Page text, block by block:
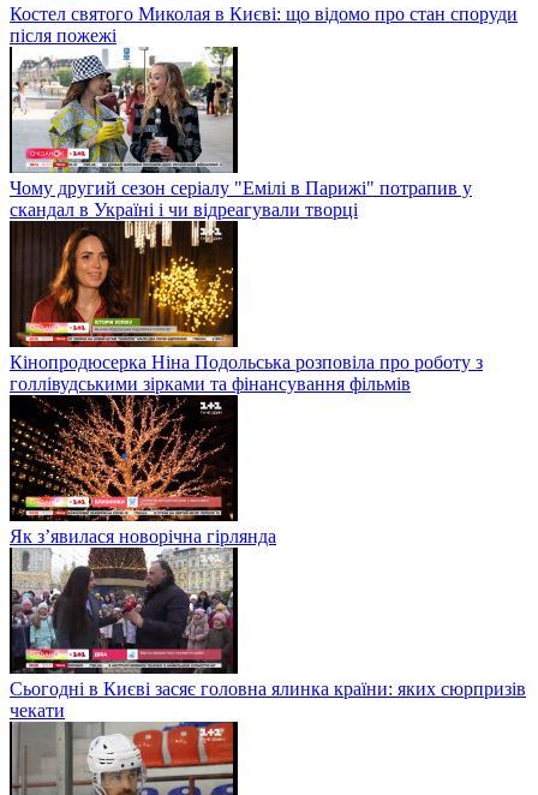
Костел святого Миколая в Києві: що відомо про стан споруди
після пожежі
Чому другий сезон серіалу "Емілі в Парижі" потрапив у
скандал в Україні і чи відреагували творці
Кінопродюсерка Ніна Подольська розповіла про роботу з
голлівудськими зірками та фінансування фільмів
Як з’явилася новорічна гірлянда
Сьогодні в Києві засяє головна ялинка країни: яких сюрпризів
чекати